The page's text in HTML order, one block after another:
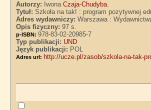
Autorzy: IwonaCzaja-Chudyba.
Tytuł:Szkoła na tak! : program pozytywnej
Adres wydawniczy:Warszawa :
Opis fizyczny:97 s.
p-ISBN:978-83-02-20985-7
Typ publikacji: UND
Język publikacji: POL
Adres url: http://ucze.pl/zasob/szkola-na-tak-